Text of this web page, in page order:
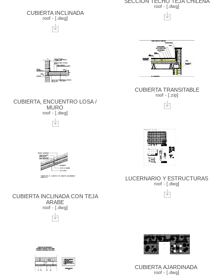
CUBIERTA INCLINADA
roof - [.dwg]
CUBIERTA, ENCUENTRO LOSA /
MURO
roof - [.dwg]
CUBIERTA INCLINADA CON TEJA
ARABE
roof - [.dwg]
roof - [.dwg]
CUBIERTA TRANSITABLE
roof - [.zip]
LUCERNARIO Y ESTRUCTURAS
roof - [.dwg]
CUBIERTA AJARDINADA
roof - [.dwg]